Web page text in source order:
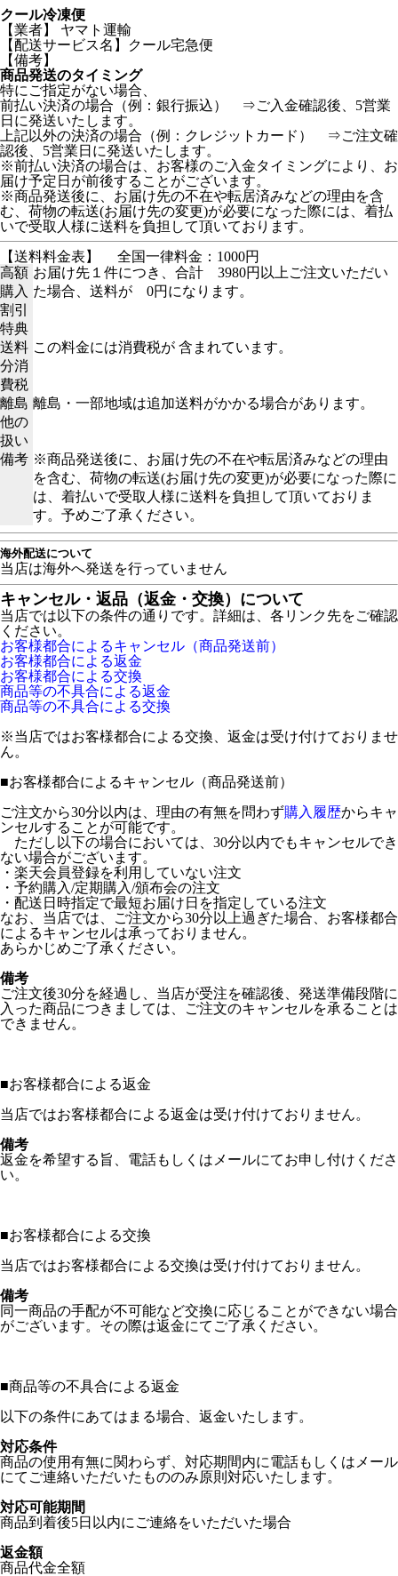
クール冷凍便
【業者】 ヤマト運輸
【配送サービス名】クール宅急便
【備考】
商品発送のタイミング
特にご指定がない場合、
前払い決済の場合（例：銀行振込） ⇒ご入金確認後、5営業
日に発送いたします。
上記以外の決済の場合（例：クレジットカード） ⇒ご注文確
認後、5営業日に発送いたします。
※前払い決済の場合は、お客様のご入金タイミングにより、お
届け予定日が前後することがございます。
※商品発送後に、お届け先の不在や転居済みなどの理由を含
む、荷物の転送(お届け先の変更)が必要になった際には、着払
いで受取人様に送料を負担して頂いております。
【送料料金表】
全国一律料金：1000円
高額
購入
割引
特典
お届け先１件につき、合計 3980円以上ご注文いただい
た場合、送料が 0円になります。
送料
分消
費税
この料金には消費税が 含まれています。
離島
他の
扱い
離島・一部地域は追加送料がかかる場合があります。
備考 ※商品発送後に、お届け先の不在や転居済みなどの理由
を含む、荷物の転送(お届け先の変更)が必要になった際に
は、着払いで受取人様に送料を負担して頂いておりま
す。予めご了承ください。
海外配送について
当店は海外へ発送を行っていません
キャンセル・返品（返金・交換）について
当店では以下の条件の通りです。詳細は、各リンク先をご確認
ください。
お客様都合によるキャンセル（商品発送前）
お客様都合による返金
お客様都合による交換
商品等の不具合による返金
商品等の不具合による交換
※当店ではお客様都合による交換、返金は受け付けておりませ
ん。
■お客様都合によるキャンセル（商品発送前）
ご注文から30分以内は、理由の有無を問わず購入履歴からキャ
ンセルすることが可能です。
ただし以下の場合においては、30分以内でもキャンセルでき
ない場合がございます。
・楽天会員登録を利用していない注文
・予約購入/定期購入/頒布会の注文
・配送日時指定で最短お届け日を指定している注文
なお、当店では、ご注文から30分以上過ぎた場合、お客様都合
によるキャンセルは承っておりません。
あらかじめご了承ください。
備考
ご注文後30分を経過し、当店が受注を確認後、発送準備段階に
入った商品につきましては、ご注文のキャンセルを承ることは
できません。
■お客様都合による返金
当店ではお客様都合による返金は受け付けておりません。
備考
返金を希望する旨、電話もしくはメールにてお申し付けくださ
い。
■お客様都合による交換
当店ではお客様都合による交換は受け付けておりません。
備考
同一商品の手配が不可能など交換に応じることができない場合
がございます。その際は返金にてご了承ください。
■商品等の不具合による返金
以下の条件にあてはまる場合、返金いたします。
対応条件
商品の使用有無に関わらず、対応期間内に電話もしくはメール
にてご連絡いただいたもののみ原則対応いたします。
対応可能期間
商品到着後5日以内にご連絡をいただいた場合
返金額
商品代金全額